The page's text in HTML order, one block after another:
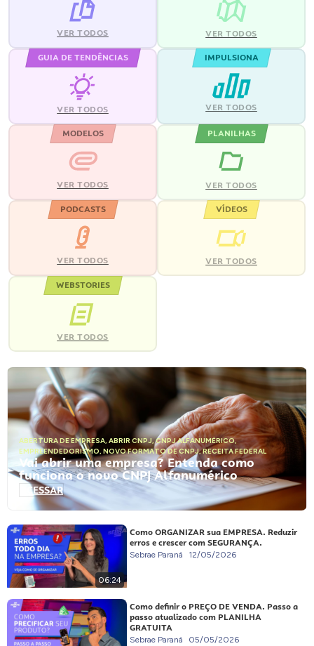
VER TODOS VER TODOS
GUIA DE TENDÊNCIAS
VER TODOS
IMPULSIONA
VER TODOS
MODELOS
VER TODOS
PLANILHAS
VER TODOS
PODCASTS
VER TODOS
VÍDEOS
VER TODOS
WEBSTORIES
VER TODOS
ABERTURA DE EMPRESA, ABRIR CNPJ,CNPJ ALFANUMÉRICO,
EMPREENDEDORISMO, NOVO FORMATO DE CNPJ,RECEITA FEDERAL
Vai abrir uma empresa? Entenda como
funciona o novo CNPJ Alfanumérico
ACESSAR
06:24
Como ORGANIZAR sua EMPRESA. Reduzir
erros e crescer com SEGURANÇA.
Sebrae Paraná 12/05/2026
Como definir o PREÇO DE VENDA. Passo a
passo atualizado com PLANILHA
GRATUITA
Sebrae Paraná 05/05/2026